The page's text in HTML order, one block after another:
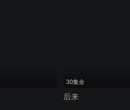
30集全
后来